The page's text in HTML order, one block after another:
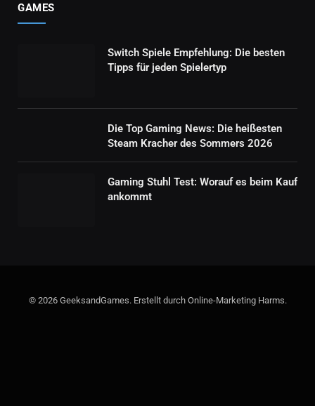
GAMES
Switch Spiele Empfehlung: Die besten
Tipps für jeden Spielertyp
Die Top Gaming News: Die heißesten
Steam Kracher des Sommers 2026
Gaming Stuhl Test: Worauf es beim Kauf
ankommt
© 2026 GeeksandGames. Erstellt durch Online-Marketing Harms.